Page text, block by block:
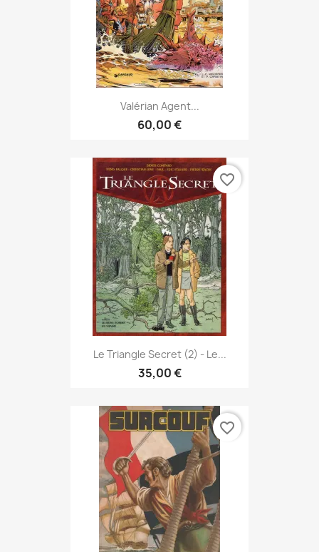
Valérian Agent...
60,00 €
Le Triangle Secret (2) - Le...
35,00 €
favorite_border
favorite_border